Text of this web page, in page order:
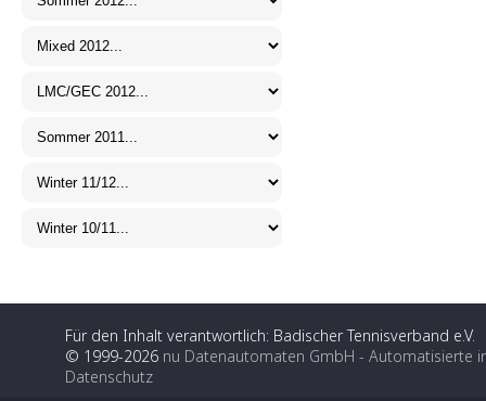
Für den Inhalt verantwortlich: Badischer Tennisverband e.V.
© 1999-2026 nu Datenautomaten GmbH - Automatisierte
Datenschutz